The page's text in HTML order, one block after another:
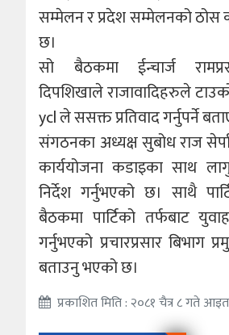
सम्मेलन र प्रदेश सम्मेलनको ठोस
छ।
सो बैठकमा ईन्चार्ज
दिपशिखाले राजावादिहरुले
ycl ले ससक्त प्रतिवाद गर्नुपर्ने
संगठनका अध्यक्ष सुबोध राज
कार्ययोजना कडाइका साथ
निर्देश गर्नुभएको छ। साथै
बैठकमा पार्टिको तर्फबाट
गर्नुभएको प्रचारप्रसार बिभाग
बताउनु भएको छ।
प्रकाशित मिति : २०८१ चैत्र ८ गते